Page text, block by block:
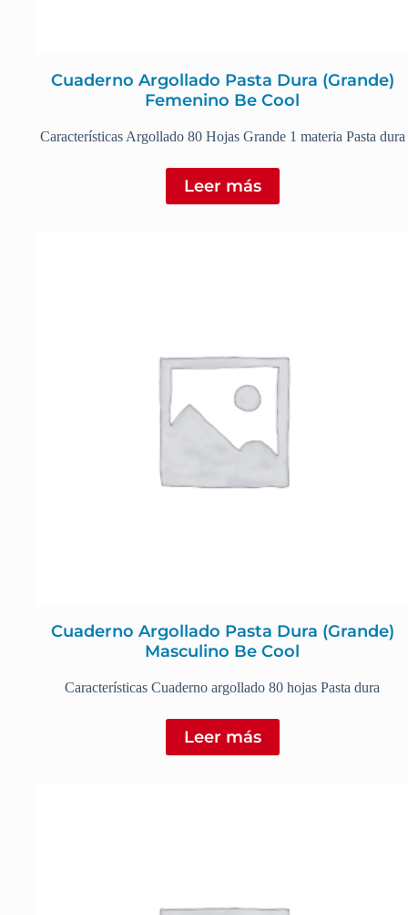
Cuaderno Argollado Pasta Dura (Grande)
Femenino Be Cool
Características Argollado 80 Hojas Grande 1 materia Pasta dura
Leer más
Cuaderno Argollado Pasta Dura (Grande)
Masculino Be Cool
Características Cuaderno argollado 80 hojas Pasta dura
Leer más